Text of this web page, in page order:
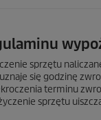
sprzętu
się godzinę
terminu
sprzętu